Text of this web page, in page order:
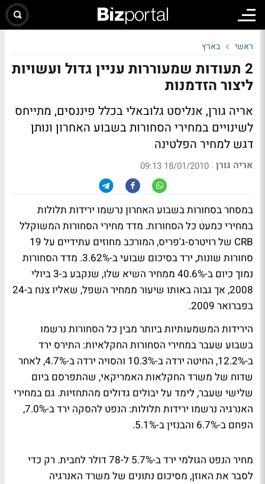
ראשי בארץ
2 תעודות שמעוררות עניין גדול ועשויות
ליצור הזדמנות
אריה גורן, אנליסט גלובאלי בכלל פיננסים, מתייחס
לשינויים במחירי הסחורות בשבוע האחרון ונותן
דגש למחיר הפלטינה
אריה גורן |
18/01/2010 09:13
במסחר בסחורות בשבוע האחרון נרשמו ירידות תלולות
במחירי כמעט כל הסחורות. מדד מחירי הסחורות המשוקלל
CRB של רויטרס-ג'פריס, המורכב מחוזים עתידיים על 19
סחורות שונות, ירד בסיכום שבועי ב-3.62%. מדד הסחורות
נמוך כיום ב-40.6% ממחיר השיא שלו, שנקבע ב-3 ביולי
2008, אך גבוה באותו שיעור ממחיר השפל, שאליו צנח ב-24
בפברואר 2009.
הירידות המשמעותיות ביותר מבין כל הסחורות נרשמו
בשבוע שעבר במחירי הסחורות החקלאיות: התירס ירד
ב-12.2%, החיטה ירדה ב-10.3% והסויה ירדה ב-4.7%, לאחר
שדוח של משרד החקלאות האמריקאי, שהתפרסם ביום
שלישי שעבר, לימד על יבולים גדולים מהתחזיות. גם במחירי
האנרגיה נרשמו ירידות תלולות: הנפט להסקה ירד ב-7.0%,
הפחם ב-6.7% והבנזין ב-5.1%.
מחיר הנפט הגולמי ירד ב-5.7% ל-78 דולר לחבית. רק כדי
לסבר את האוזן, מסיכום נתונים של משרד האנרגיה